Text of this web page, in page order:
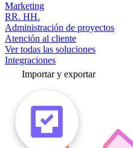
Marketing
RR. HH.
Administración de proyectos
Atención al cliente
Ver todas las soluciones
Integraciones
Importar y exportar